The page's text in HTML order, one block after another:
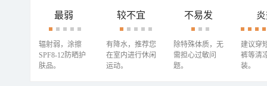
最弱
辐射弱，涂擦
SPF8-12防晒护
肤品。
较不宜
有降水，推荐您
在室内进行休闲
运动。
不易发
除特殊体质，无
需担心过敏问
题。
建议穿
裤等清
装。